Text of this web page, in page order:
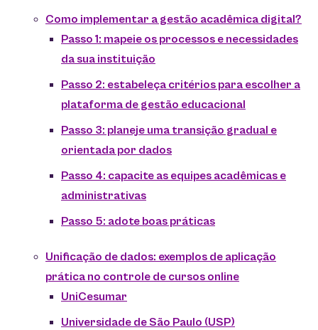
Como implementar a gestão acadêmica digital?
Passo 1: mapeie os processos e necessidades
da sua instituição
Passo 2: estabeleça critérios para escolher a
plataforma de gestão educacional
Passo 3: planeje uma transição gradual e
orientada por dados
Passo 4: capacite as equipes acadêmicas e
administrativas
Passo 5: adote boas práticas
Unificação de dados: exemplos de aplicação
prática no controle de cursos online
UniCesumar
Universidade de São Paulo (USP)